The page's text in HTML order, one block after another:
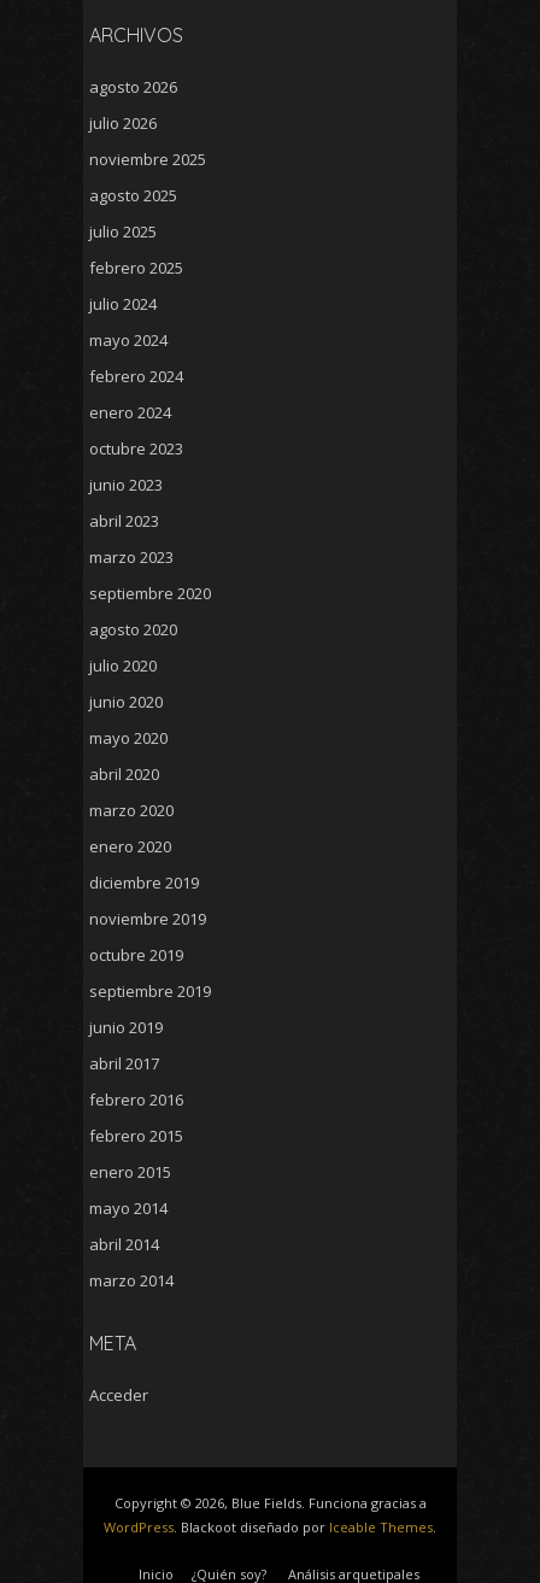
ARCHIVOS
agosto 2026
julio 2026
noviembre 2025
agosto 2025
julio 2025
febrero 2025
julio 2024
mayo 2024
febrero 2024
enero 2024
octubre 2023
junio 2023
abril 2023
marzo 2023
septiembre 2020
agosto 2020
julio 2020
junio 2020
mayo 2020
abril 2020
marzo 2020
enero 2020
diciembre 2019
noviembre 2019
octubre 2019
septiembre 2019
junio 2019
abril 2017
febrero 2016
febrero 2015
enero 2015
mayo 2014
abril 2014
marzo 2014
META
Acceder
Copyright © 2026, Blue Fields. Funciona gracias a
WordPress . Blackoot diseñado por Iceable Themes
Inicio ¿Quién soy? Análisis arquetipales